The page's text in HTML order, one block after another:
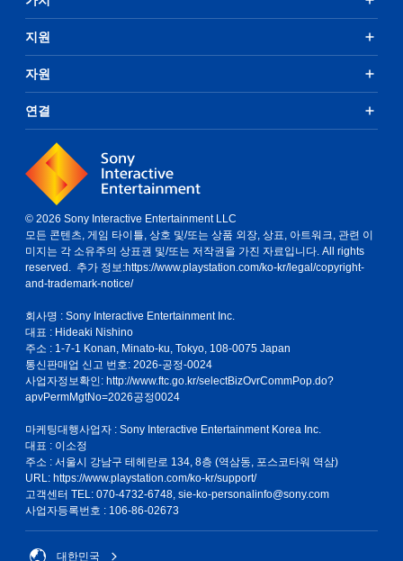
지원
자원
연결
© 2026 Sony Interactive Entertainment LLC
모든 콘텐츠, 게임 타이틀, 상호 및/또는 상품 외장, 상표, 아트워크, 관련 이
미지는 각 소유주의 상표권 및/또는 저작권을 가진 자료입니다. All rights
reserved. 추가 정보:https://www.playstation.com/ko-kr/legal/copyright-
and-trademark-notice/
회사명 : Sony Interactive Entertainment Inc.
대표 : Hideaki Nishino
주소 : 1-7-1 Konan, Minato-ku, Tokyo, 108-0075 Japan
통신판매업 신고 번호: 2026-공정-0024
사업자정보확인: http://www.ftc.go.kr/selectBizOvrCommPop.do?
apvPermMgtNo=2026공정0024
마케팅대행사업자 : Sony Interactive Entertainment Korea Inc.
대표 : 이소정
주소 : 서울시 강남구 테헤란로 134, 8층 (역삼동, 포스코타워 역삼)
URL: https://www.playstation.com/ko-kr/support/
고객센터 TEL: 070-4732-6748, sie-ko-personalinfo@sony.com
사업자등록번호 : 106-86-02673
대한민국